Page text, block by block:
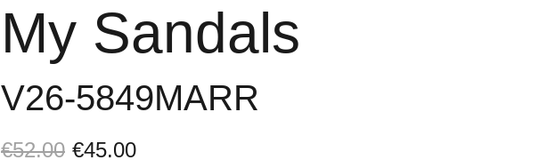
My Sandals
V26-5849MARR
€52.00 €45.00